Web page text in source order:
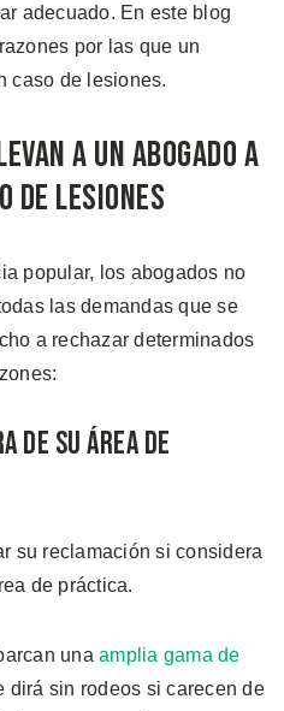
adecuado. En este blog
por las que un
caso de lesiones.
a un Abogado a
de Lesiones
popular, los abogados no
las demandas que se
a rechazar determinados
de su Área de
su reclamación si considera
de práctica.
una amplia gama de
dirá sin rodeos si carecen de